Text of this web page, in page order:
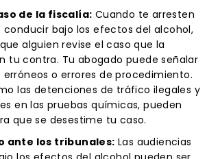
de la fiscalía: Cuando te arresten
bajo los efectos del alcohol,
alguien revise el caso que la
tu contra. Tu abogado puede señalar
o errores de procedimiento.
las detenciones de tráfico ilegales y
en las pruebas químicas, pueden
que se desestime tu caso.
ante los tribunales: Las audiencias